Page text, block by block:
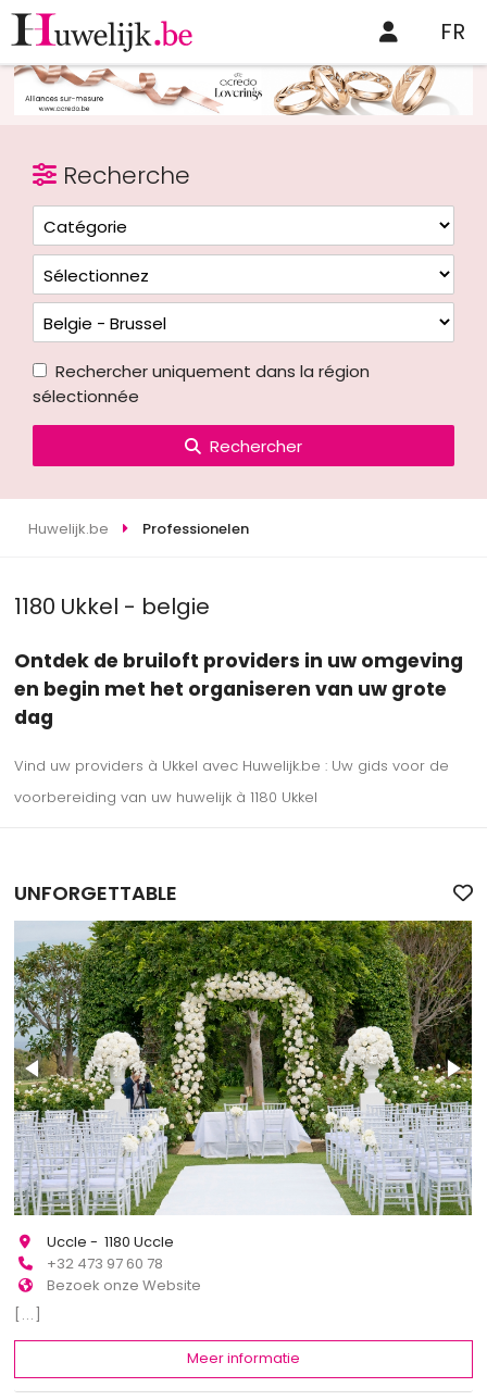
FR
Recherche
Rechercher uniquement dans la région
sélectionnée
Rechercher
Huwelijk.be Professionelen
1180 Ukkel - belgie
Ontdek de bruiloft providers in uw omgeving
en begin met het organiseren van uw grote
dag
Vind uw providers à Ukkel avec Huwelijk.be : Uw gids voor de
voorbereiding van uw huwelijk à 1180 Ukkel
UNFORGETTABLE
Uccle - 1180 Uccle
+32 473 97 60 78
Bezoek onze Website
[...]
Meer informatie